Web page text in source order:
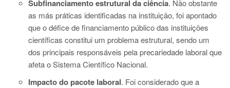
Subfinanciamento estrutural da ciência. Não obstante
as más práticas identificadas na instituição, foi apontado
que o défice de financiamento público das instituições
científicas constitui um problema estrutural, sendo um
dos principais responsáveis pela precariedade laboral que
afeta o Sistema Científico Nacional.
Impacto do pacote laboral. Foi considerado que a